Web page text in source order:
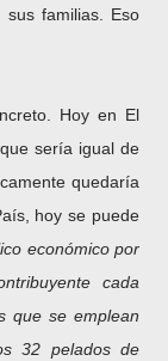
familias. Eso
Hoy en El
sería igual de
quedaría
hoy se puede
económico por
cada
que se emplean
32 pelados de